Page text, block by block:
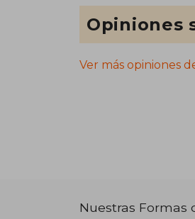
Opiniones
Ver más opiniones
Nuestras Formas